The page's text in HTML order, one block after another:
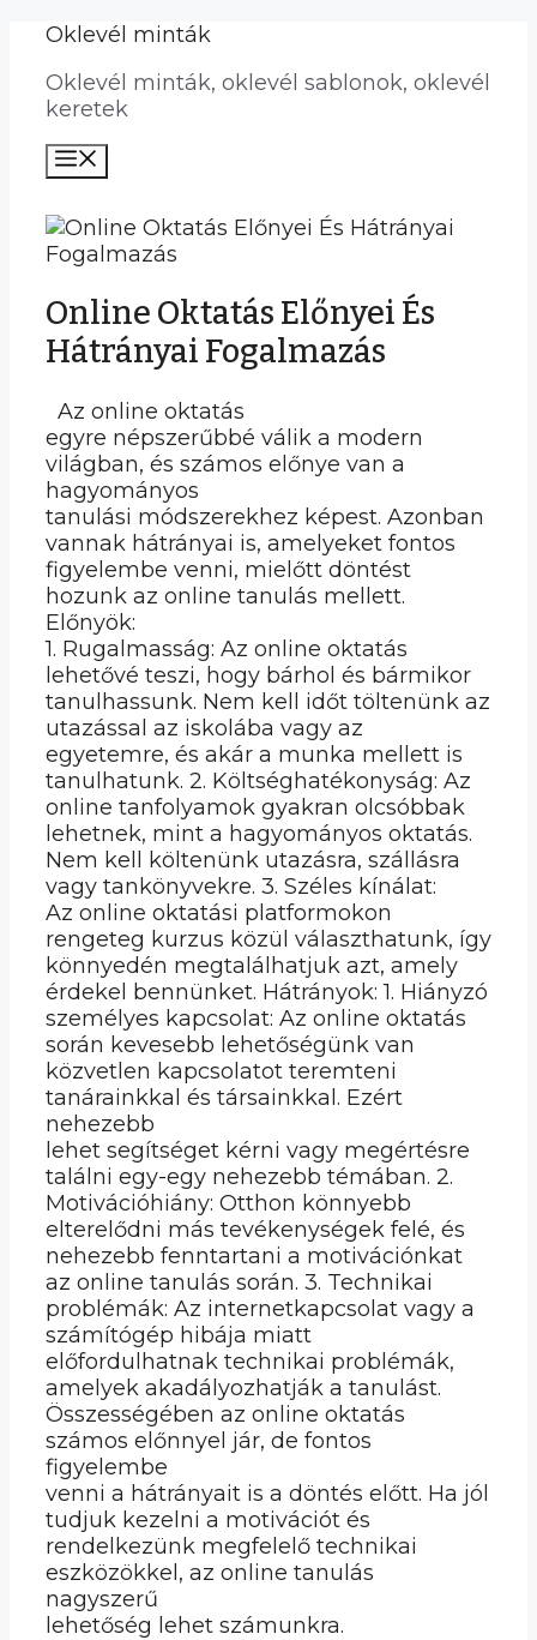
Kilépés
tartalomba
Oklevél minták
Oklevél minták, oklevél sablonok, oklevél
keretek
Online Oktatás Előnyei És
Hátrányai Fogalmazás
Az online oktatás
egyre népszerűbbé válik a modern
világban, és számos előnye van a
hagyományos
tanulási módszerekhez képest. Azonban
vannak hátrányai is, amelyeket fontos
figyelembe venni, mielőtt döntést
hozunk az online tanulás mellett.
Előnyök:
1. Rugalmasság: Az online oktatás
lehetővé teszi, hogy bárhol és bármikor
tanulhassunk. Nem kell időt töltenünk az
utazással az iskolába vagy az
egyetemre, és akár a munka mellett is
tanulhatunk. 2. Költséghatékonyság: Az
online tanfolyamok gyakran olcsóbbak
lehetnek, mint a hagyományos oktatás.
Nem kell költenünk utazásra, szállásra
vagy tankönyvekre. 3. Széles kínálat:
Az online oktatási platformokon
rengeteg kurzus közül választhatunk, így
könnyedén megtalálhatjuk azt, amely
érdekel bennünket. Hátrányok: 1. Hiányzó
személyes kapcsolat: Az online oktatás
során kevesebb lehetőségünk van
közvetlen kapcsolatot teremteni
tanárainkkal és társainkkal. Ezért
nehezebb
lehet segítséget kérni vagy megértésre
találni egy-egy nehezebb témában. 2.
Motivációhiány: Otthon könnyebb
elterelődni más tevékenységek felé, és
nehezebb fenntartani a motivációnkat
az online tanulás során. 3. Technikai
problémák: Az internetkapcsolat vagy a
számítógép hibája miatt
előfordulhatnak technikai problémák,
amelyek akadályozhatják a tanulást.
Összességében az online oktatás
számos előnnyel jár, de fontos
figyelembe
venni a hátrányait is a döntés előtt. Ha jól
tudjuk kezelni a motivációt és
rendelkezünk megfelelő technikai
eszközökkel, az online tanulás
nagyszerű
lehetőség lehet számunkra.